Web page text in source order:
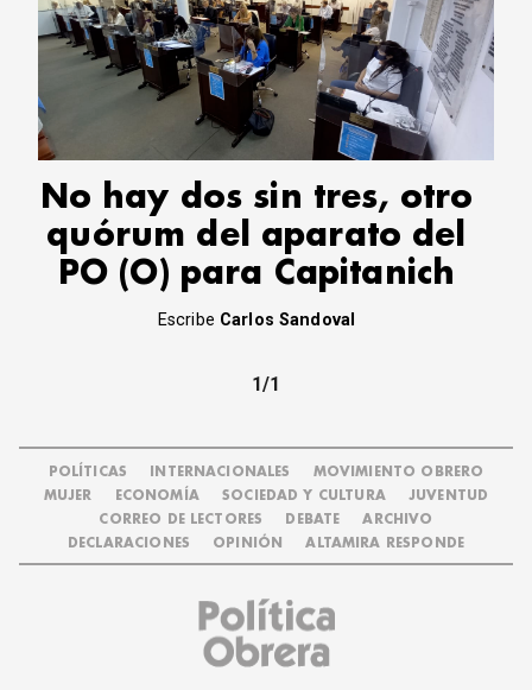
No hay dos sin tres, otro
quórum del aparato del
PO (O) para Capitanich
Escribe Carlos Sandoval
1/1
POLÍTICAS INTERNACIONALES
MOVIMIENTO OBRERO
MUJER
ECONOMÍA SOCIEDAD Y CULTURA
JUVENTUD
CORREO DE LECTORES
DEBATE
ARCHIVO
DECLARACIONES
OPINIÓN ALTAMIRA RESPONDE